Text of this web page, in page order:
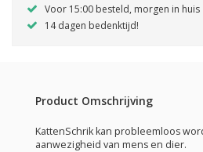
Voor 15:00 besteld, morgen in huis
14 dagen bedenktijd!
Product Omschrijving
KattenSchrik kan probleemloos
aanwezigheid van mens en dier.